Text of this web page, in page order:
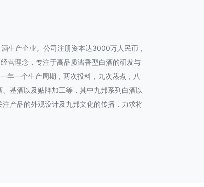
生产企业。公司注册资本达3000万人民币，
营理念，专注于高品质酱香型白酒的研发与
年一个生产周期，两次投料，九次蒸煮，八
基酒以及贴牌加工等，其中九邦系列白酒以
产品的外观设计及九邦文化的传播，力求将